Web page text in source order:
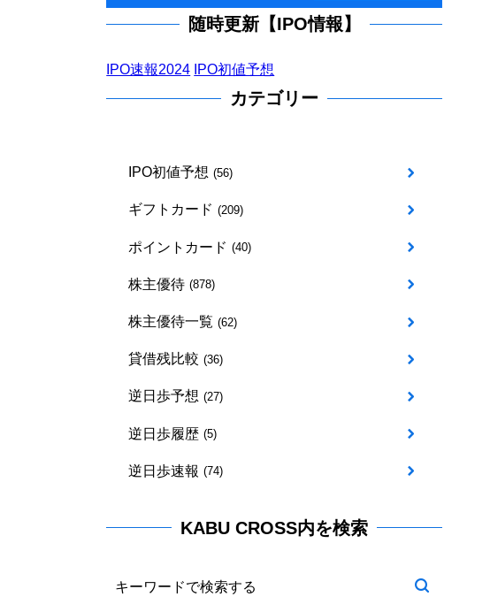
随時更新【IPO情報】
IPO速報2024 IPO初値予想
カテゴリー
IPO初値予想 (56)
ギフトカード (209)
ポイントカード (40)
株主優待 (878)
株主優待一覧 (62)
貸借残比較 (36)
逆日歩予想 (27)
逆日歩履歴 (5)
逆日歩速報 (74)
KABU CROSS内を検索